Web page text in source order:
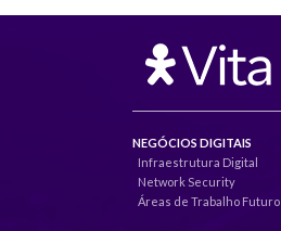
NEGÓCIOS DIGITAIS
Infraestrutura Digital
Network Security
Áreas de Trabalho Futuro